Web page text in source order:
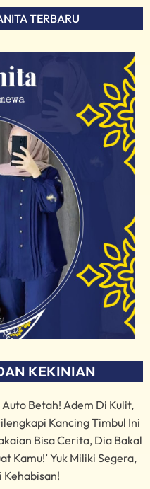
TERBARU
KEKINIAN
Betah! Adem Di Kulit,
Kancing Timbul Ini
Bisa Cerita, Dia Bakal
Kamu!’ Yuk Miliki Segera,
Kehabisan!